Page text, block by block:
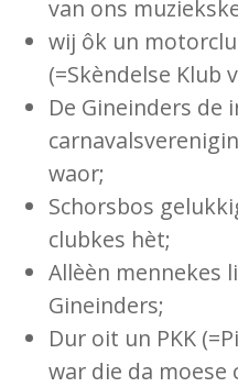
van ons
wij ôk un
(=Skèndelse Klub
De Gineinders de
waor;
Schorsbos
clubkes hèt;
Allèèn mennekes
Gineinders;
Dur oit un PKK
war die da moese